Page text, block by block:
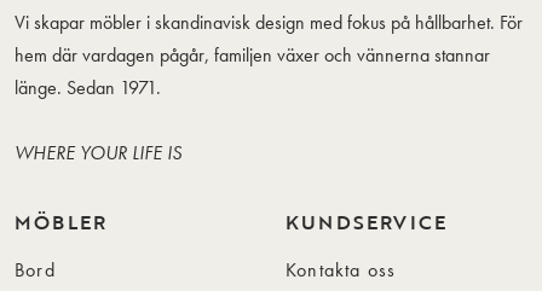
Vi skapar möbler i skandinavisk design med fokus på hållbarhet. För
hem där vardagen pågår, familjen växer och vännerna stannar
länge. Sedan 1971.
WHERE YOUR LIFE IS
MÖBLER
Bord
KUNDSERVICE
Kontakta oss